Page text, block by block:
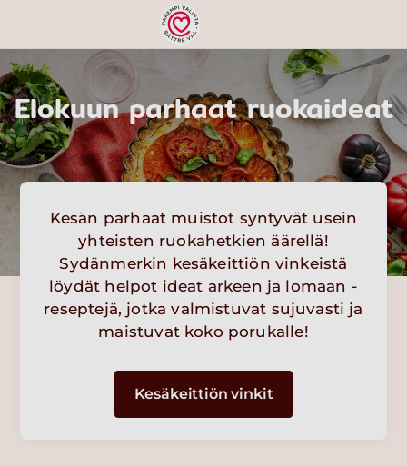
Elokuun parhaat ruokaideat
Kesän parhaat muistot syntyvät usein
yhteisten ruokahetkien äärellä!
Sydänmerkin kesäkeittiön vinkeistä
löydät helpot ideat arkeen ja lomaan -
reseptejä, jotka valmistuvat sujuvasti ja
maistuvat koko porukalle!
Kesäkeittiön vinkit